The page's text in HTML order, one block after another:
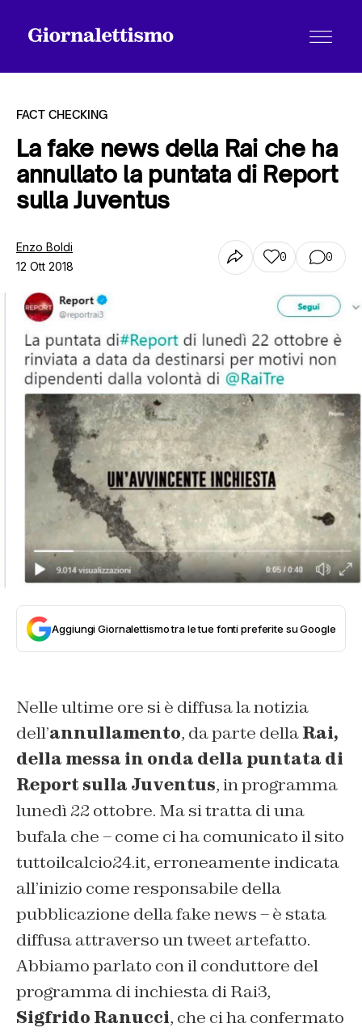
Tutti gli articoli
Chi siamo
Contatti
FACT CHECKING
La fake news della Rai che ha
annullato la puntata di Report
sulla Juventus
Enzo Boldi
12 Ott 2018
0 0
Aggiungi Giornalettismo tra le tue fonti preferite su Google
Nelle ultime ore si è diffusa la notizia
dell’annullamento, da parte dellaRai,
della messa in onda della puntata di
Report sulla Juventus, in programma
lunedì 22 ottobre. Ma si tratta di una
bufala che – come ci ha comunicato il sito
tuttoilcalcio24.it, erroneamente indicata
all’inizio come responsabile della
pubblicazione della fake news – è stata
diffusa attraverso un tweet artefatto.
Abbiamo parlato con il conduttore del
programma di inchiesta di Rai3,
Sigfrido Ranucci, che ci ha confermato